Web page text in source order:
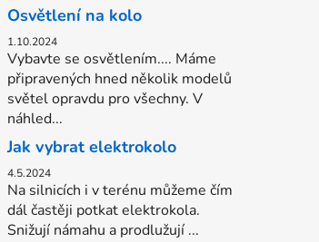
Osvětlení na kolo
1.10.2024
Vybavte se osvětlením.... Máme
připravených hned několik modelů
světel opravdu pro všechny. V
náhled...
Jak vybrat elektrokolo
4.5.2024
Na silnicích i v terénu můžeme čím
dál častěji potkat elektrokola.
Snižují námahu a prodlužují ...